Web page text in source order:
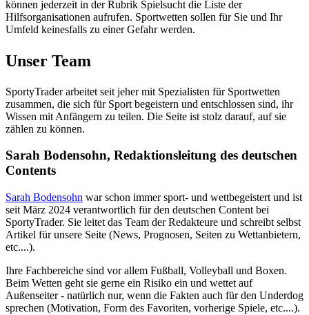
können jederzeit in der Rubrik Spielsucht die Liste der
Hilfsorganisationen aufrufen. Sportwetten sollen für Sie und Ihr
Umfeld keinesfalls zu einer Gefahr werden.
Unser Team
SportyTrader arbeitet seit jeher mit Spezialisten für Sportwetten
zusammen, die sich für Sport begeistern und entschlossen sind, ihr
Wissen mit Anfängern zu teilen. Die Seite ist stolz darauf, auf sie
zählen zu können.
Sarah Bodensohn, Redaktionsleitung des deutschen
Contents
Sarah Bodensohn war schon immer sport- und wettbegeistert und ist
seit März 2024 verantwortlich für den deutschen Content bei
SportyTrader. Sie leitet das Team der Redakteure und schreibt selbst
Artikel für unsere Seite (News, Prognosen, Seiten zu Wettanbietern,
etc....).
Ihre Fachbereiche sind vor allem Fußball, Volleyball und Boxen.
Beim Wetten geht sie gerne ein Risiko ein und wettet auf
Außenseiter - natürlich nur, wenn die Fakten auch für den Underdog
sprechen (Motivation, Form des Favoriten, vorherige Spiele, etc....).